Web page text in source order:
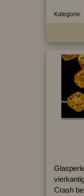
Kategorie:
Crash